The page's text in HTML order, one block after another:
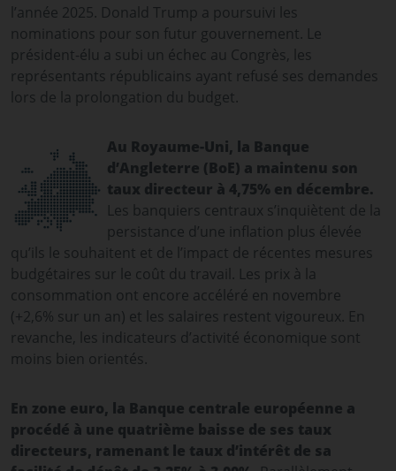
l’année 2025. Donald Trump a poursuivi les
nominations pour son futur gouvernement. Le
président-élu a subi un échec au Congrès, les
représentants républicains ayant refusé ses demandes
lors de la prolongation du budget.
Au Royaume-Uni, la Banque
d’Angleterre (BoE) a maintenu son
taux directeur à 4,75% en décembre.
Les banquiers centraux s’inquiètent de la
persistance d’une inflation plus élevée
qu’ils le souhaitent et de l’impact de récentes mesures
budgétaires sur le coût du travail. Les prix à la
consommation ont encore accéléré en novembre
(+2,6% sur un an) et les salaires restent vigoureux. En
revanche, les indicateurs d’activité économique sont
moins bien orientés.
En zone euro, la Banque centrale européenne a
procédé à une quatrième baisse de ses taux
directeurs, ramenant le taux d’intérêt de sa